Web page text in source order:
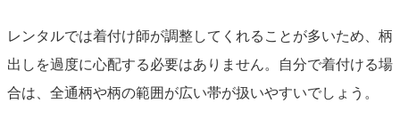
レンタルでは着付け師が調整してくれることが多いため、柄
出しを過度に心配する必要はありません。自分で着付ける場
合は、全通柄や柄の範囲が広い帯が扱いやすいでしょう。